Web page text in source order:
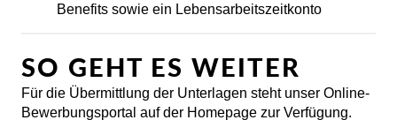
Benefits sowie ein Lebensarbeitszeitkonto
SO GEHT ES WEITER
Für die Übermittlung der Unterlagen steht unser Online-
Bewerbungsportal auf der Homepage zur Verfügung.